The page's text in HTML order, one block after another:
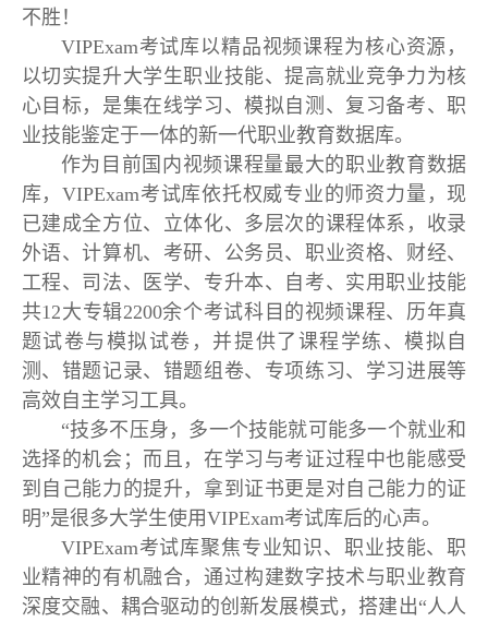
不胜！
VIPExam考试库以精品视频课程为核心资源，
以切实提升大学生职业技能、提高就业竞争力为核
心目标，是集在线学习、模拟自测、复习备考、职
业技能鉴定于一体的新一代职业教育数据库。
作为目前国内视频课程量最大的职业教育数据
库，VIPExam考试库依托权威专业的师资力量，现
已建成全方位、立体化、多层次的课程体系，收录
外语、计算机、考研、公务员、职业资格、财经、
工程、司法、医学、专升本、自考、实用职业技能
共12大专辑2200余个考试科目的视频课程、历年真
题试卷与模拟试卷，并提供了课程学练、模拟自
测、错题记录、错题组卷、专项练习、学习进展等
高效自主学习工具。
“技多不压身，多一个技能就可能多一个就业和
选择的机会；而且，在学习与考证过程中也能感受
到自己能力的提升，拿到证书更是对自己能力的证
明”是很多大学生使用VIPExam考试库后的心声。
VIPExam考试库聚焦专业知识、职业技能、职
业精神的有机融合，通过构建数字技术与职业教育
深度交融、耦合驱动的创新发展模式，搭建出“人人